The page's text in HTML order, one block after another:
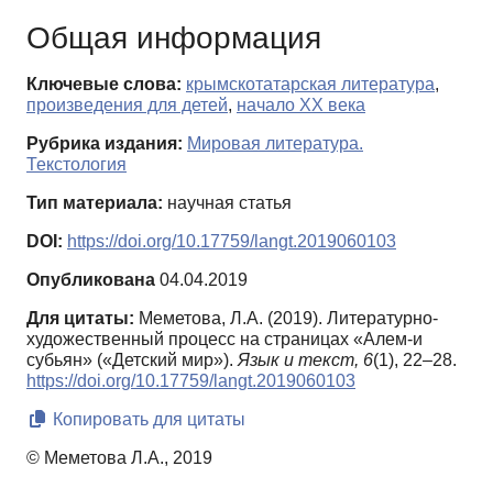
Общая информация
Ключевые слова: крымскотатарская литература,
произведения для детей, начало XX века
Рубрика издания: Мировая литература.
Текстология
Тип материала: научная статья
DOI: https://doi.org/10.17759/langt.2019060103
Опубликована 04.04.2019
Для цитаты: Меметова, Л.А. (2019). Литературно-
художественный процесс на страницах «Алем-и
субьян» («Детский мир»). Язык и текст, 6(1), 22–28.
https://doi.org/10.17759/langt.2019060103
Копировать для цитаты
© Меметова Л.А., 2019